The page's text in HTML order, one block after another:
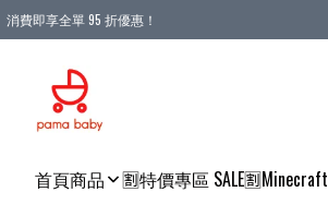
消費即享全單 95 折優惠！
首頁商品 🈹特價專區 SALE🈹Minecraft